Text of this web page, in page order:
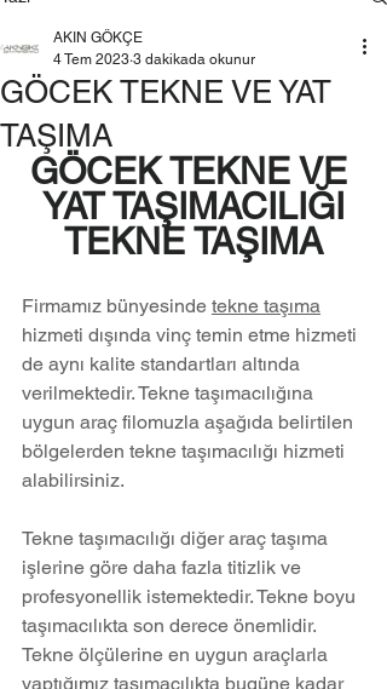
GÖCEK TEKNE VE YAT
TAŞIMA
AKIN GÖKÇE
4 Tem 2023 3 dakikada okunur
GÖCEK TEKNE VE
YAT TAŞIMACILIĞI
TEKNE TAŞIMA
Firmamız bünyesinde tekne taşıma
hizmeti dışında vinç temin etme hizmeti
de aynı kalite standartları altında
verilmektedir. Tekne taşımacılığına
uygun araç filomuzla aşağıda belirtilen
bölgelerden tekne taşımacılığı hizmeti
alabilirsiniz.
Tekne taşımacılığı diğer araç taşıma
işlerine göre daha fazla titizlik ve
profesyonellik istemektedir. Tekne boyu
taşımacılıkta son derece önemlidir.
Tekne ölçülerine en uygun araçlarla
yaptığımız taşımacılıkta bugüne kadar